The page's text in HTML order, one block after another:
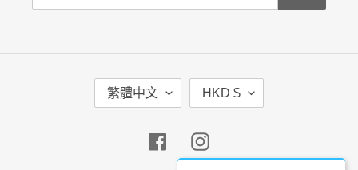
繁體中文 HKD $
FacebookInstagram